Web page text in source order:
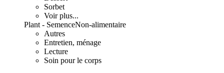
Sorbet
Voir plus...
Plant - SemenceNon-alimentaire
Autres
Entretien, ménage
Lecture
Soin pour le corps